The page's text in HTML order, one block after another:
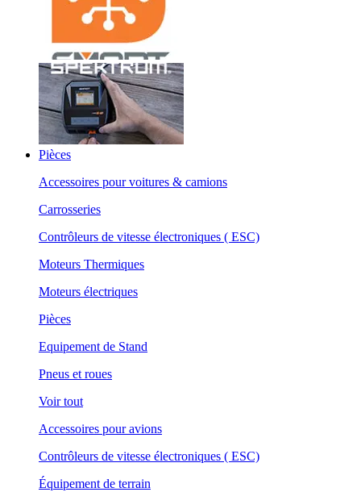
Pièces
Accessoires pour voitures & camions
Carrosseries
Contrôleurs de vitesse électroniques ( ESC)
Moteurs Thermiques
Moteurs électriques
Pièces
Equipement de Stand
Pneus et roues
Voir tout
Accessoires pour avions
Contrôleurs de vitesse électroniques ( ESC)
Équipement de terrain